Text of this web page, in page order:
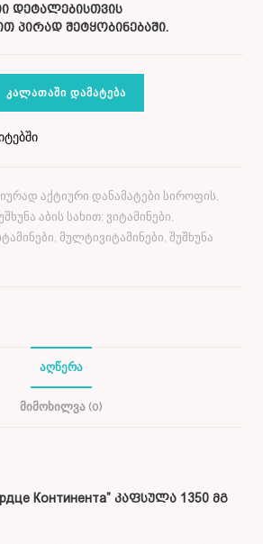
დეტალებისთვის
პირად შეტყობინებაში.
ᲙᲐᲚᲐᲗᲐᲨᲘ ᲓᲐᲛᲐᲢᲔᲑᲐ
აქტიური დანამატები სიროფის,
აბის სახით; ვიტამინები,
მულტივიტამინები, შუშხუნა
ᲐᲦᲬᲔᲠᲐ
ᲛᲘᲛᲝᲮᲘᲚᲕᲐ (0)
Континента” კაფსულა 1350 მგ